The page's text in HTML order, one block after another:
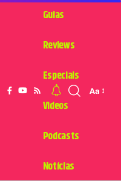
Guias
Reviews
Especiais
Videos
Podcasts
Notícias
Aa